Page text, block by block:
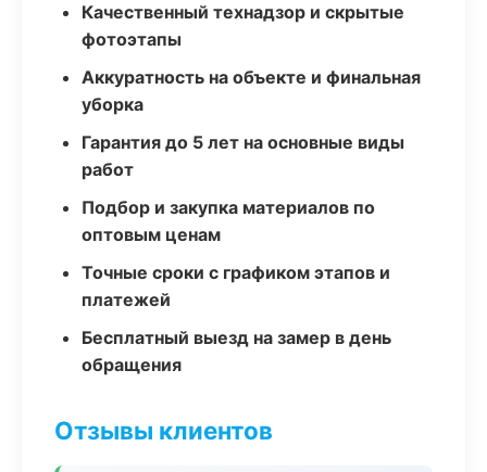
Качественный технадзор и скрытые
фотоэтапы
Аккуратность на объекте и финальная
уборка
Гарантия до 5 лет на основные виды
работ
Подбор и закупка материалов по
оптовым ценам
Точные сроки с графиком этапов и
платежей
Бесплатный выезд на замер в день
обращения
Отзывы клиентов